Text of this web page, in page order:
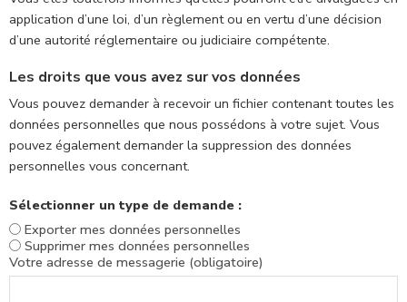
application d’une loi, d’un règlement ou en vertu d’une décision
d’une autorité réglementaire ou judiciaire compétente.
Les droits que vous avez sur vos données
Vous pouvez demander à recevoir un fichier contenant toutes les
données personnelles que nous possédons à votre sujet. Vous
pouvez également demander la suppression des données
personnelles vous concernant.
Sélectionner un type de demande :
Exporter mes données personnelles
Supprimer mes données personnelles
Votre adresse de messagerie (obligatoire)